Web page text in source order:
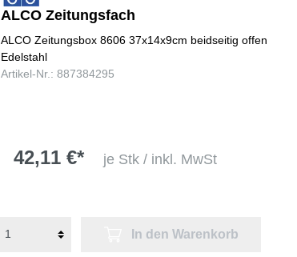
ALCO Zeitungsfach
ALCO Zeitungsbox 8606 37x14x9cm beidseitig offen
Edelstahl
Artikel-Nr.: 887384295
42,11 €* je Stk / inkl. MwSt
In den Warenkorb